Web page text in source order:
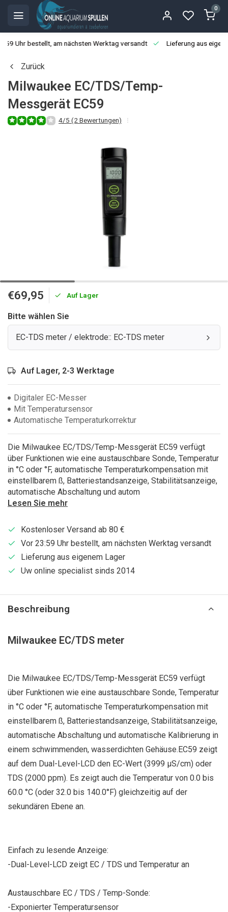
0
Uhr bestellt, am nächsten Werktag versandt Lieferung aus
Zurück
Milwaukee EC/TDS/Temp-
Messgerät EC59
4/5 (2 Bewertungen)
€69,95 Auf Lager
Bitte wählen Sie
EC-TDS meter / elektrode:: EC-TDS meter
Auf Lager, 2-3 Werktage
Digitaler EC-Messer
Mit Temperatursensor
Automatische Temperaturkorrektur
Die Milwaukee EC/TDS/Temp-Messgerät EC59 verfügt
über Funktionen wie eine austauschbare Sonde, Temperatur
in °C oder °F, automatische Temperaturkompensation mit
einstellbarem ß, Batteriestandsanzeige, Stabilitätsanzeige,
automatische Abschaltung und autom
Lesen Sie mehr
Kostenloser Versand ab 80 €
Vor 23:59 Uhr bestellt, am nächsten Werktag versandt
Lieferung aus eigenem Lager
Uw online specialist sinds 2014
Beschreibung
Milwaukee EC/TDS meter
Die Milwaukee EC/TDS/Temp-Messgerät EC59 verfügt
über Funktionen wie eine austauschbare Sonde, Temperatur
in °C oder °F, automatische Temperaturkompensation mit
einstellbarem ß, Batteriestandsanzeige, Stabilitätsanzeige,
automatische Abschaltung und automatische Kalibrierung in
einem schwimmenden, wasserdichten Gehäuse.EC59 zeigt
auf dem Dual-Level-LCD den EC-Wert (3999 µS/cm) oder
TDS (2000 ppm). Es zeigt auch die Temperatur von 0.0 bis
60.0 °C (oder 32.0 bis 140.0°F) gleichzeitig auf der
sekundären Ebene an.
Einfach zu lesende Anzeige:
-Dual-Level-LCD zeigt EC / TDS und Temperatur an
Austauschbare EC / TDS / Temp-Sonde:
-Exponierter Temperatursensor